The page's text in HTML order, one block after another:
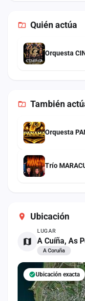
Ubicación
LUGAR
A Cuíña, As
A Coruña
Ubicación exacta
Quién actúa
Orquesta
También
Orquesta
Trío